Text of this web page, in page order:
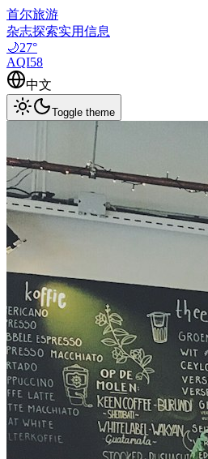
首尔旅游
杂志探索实用信息
🌙27°
AQI58
中文
Toggle theme